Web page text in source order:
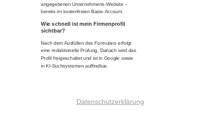
Datenschutzerklärung
angegebenen Unternehmens-Website –
bereits im kostenfreien Basis-Account.
Wie schnell ist mein Firmenprofil
sichtbar?
Nach dem Ausfüllen des Formulars erfolgt
eine redaktionelle Prüfung. Danach wird das
Profil freigeschaltet und ist in Google sowie
in KI-Suchsystemen auffindbar.